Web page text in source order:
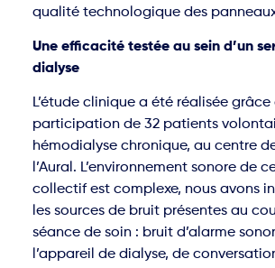
qualité technologique des
Une efficacité testée au sein d’un
dialyse
L’étude clinique a été réalisée grâce
participation de 32 patients
hémodialyse chronique, au centre
l’Aural. L’environnement sonore de
collectif est complexe, nous avons
les sources de bruit présentes au
séance de soin : bruit d’alarme
l’appareil de dialyse, de